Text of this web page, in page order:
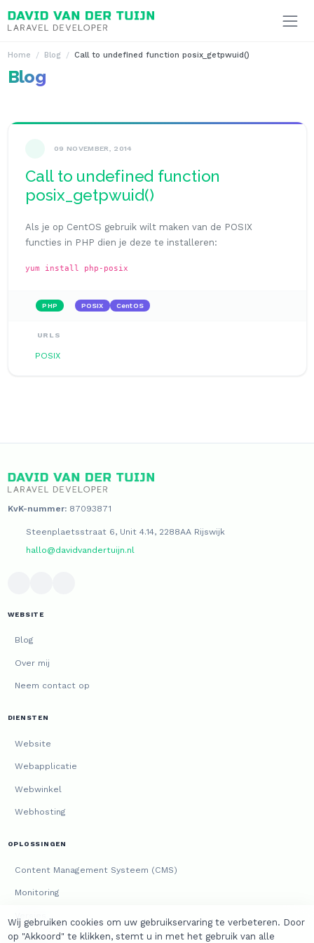
Ga naar inhoud
Home Blog Call to undefined function posix_getpwuid()
Blog
09 NOVEMBER, 2014
Call to undefined function
posix_getpwuid()
Als je op CentOS gebruik wilt maken van de POSIX
functies in PHP dien je deze te installeren:
yum install php-posix
PHP POSIX CentOS
URLS
POSIX
KvK-nummer:87093871
Steenplaetsstraat 6, Unit 4.14, 2288AA Rijswijk
hallo@davidvandertuijn.nl
WEBSITE
Blog
Over mij
Neem contact op
DIENSTEN
Website
Webapplicatie
Webwinkel
Webhosting
OPLOSSINGEN
Content Management Systeem (CMS)
Monitoring
Wij gebruiken cookies om uw gebruikservaring te verbeteren. Door
op "Akkoord" te klikken, stemt u in met het gebruik van alle